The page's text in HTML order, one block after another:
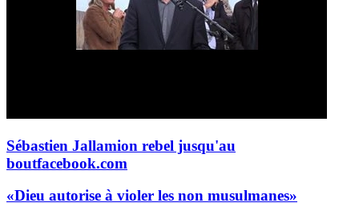
Sébastien Jallamion rebel jusqu'au
boutfacebook.com
«Dieu autorise à violer les non musulmanes»